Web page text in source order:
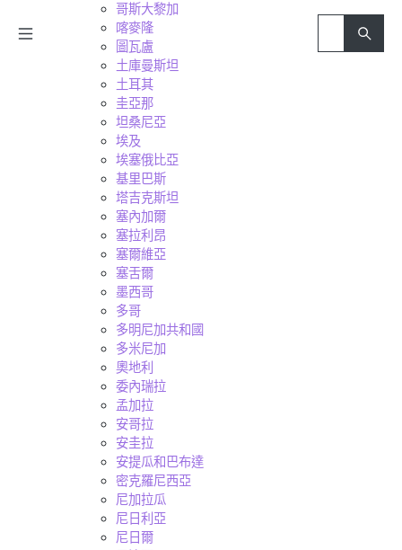
哥斯大黎加
喀麥隆
圖瓦盧
土庫曼斯坦
土耳其
圭亞那
坦桑尼亞
埃及
埃塞俄比亞
基里巴斯
塔吉克斯坦
塞內加爾
塞拉利昂
塞爾維亞
塞舌爾
墨西哥
多哥
多明尼加共和國
多米尼加
奧地利
委內瑞拉
孟加拉
安哥拉
安圭拉
安提瓜和巴布達
密克羅尼西亞
尼加拉瓜
尼日利亞
尼日爾